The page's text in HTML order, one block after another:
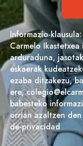
Informazio-
Carmelo
arduraduna,
eskaerak
ezaba ditzakezu,
ere,
babesteko
orrian azaltzen
de-privacidad